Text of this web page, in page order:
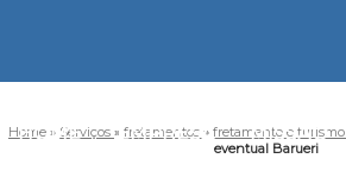
HOME EMPRESA MISSÃO
Home » Serviços » fretamentos » fretamento e turismo
eventual Barueri